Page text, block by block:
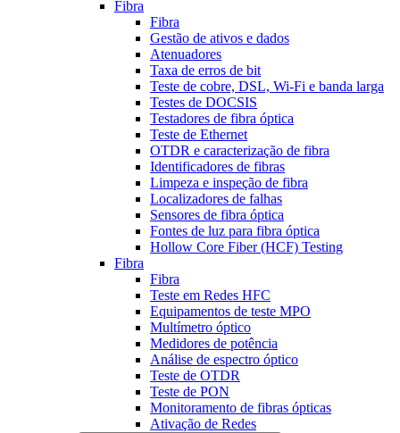
Fibra
Fibra
Gestão de ativos e dados
Atenuadores
Taxa de erros de bit
Teste de cobre, DSL, Wi-Fi e banda larga
Testes de DOCSIS
Testadores de fibra óptica
Teste de Ethernet
OTDR e caracterização de fibra
Identificadores de fibras
Limpeza e inspeção de fibra
Localizadores de falhas
Sensores de fibra óptica
Fontes de luz para fibra óptica
Hollow Core Fiber (HCF) Testing
Fibra
Fibra
Teste em Redes HFC
Equipamentos de teste MPO
Multímetro óptico
Medidores de potência
Análise de espectro óptico
Teste de OTDR
Teste de PON
Monitoramento de fibras ópticas
Ativação de Redes